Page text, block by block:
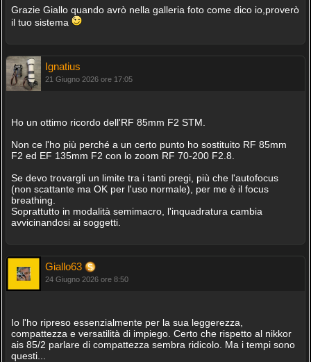
Grazie Giallo quando avrò nella galleria foto come dico io,proverò
il tuo sistema
Ignatius
21 Giugno 2026 ore 17:05
Ho un ottimo ricordo dell'RF 85mm F2 STM.
Non ce l'ho più perché a un certo punto ho sostituito RF 85mm
F2 ed EF 135mm F2 con lo zoom RF 70-200 F2.8.
Se devo trovargli un limite tra i tanti pregi, più che l'autofocus
(non scattante ma OK per l'uso normale), per me è il focus
breathing.
Soprattutto in modalità semimacro, l'inquadratura cambia
avvicinandosi ai soggetti.
Giallo63
24 Giugno 2026 ore 8:50
Io l'ho ripreso essenzialmente per la sua leggerezza,
compattezza e versatilità di impiego. Certo che rispetto al nikkor
ais 85/2 parlare di compattezza sembra ridicolo. Ma i tempi sono
questi...